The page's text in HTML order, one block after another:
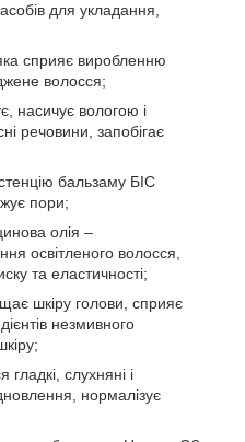
для укладання,
сприяє виробленню
волосся;
насичує вологою і
речовини, запобігає
бальзаму БІС
пори;
олія –
освітленого волосся,
та еластичності;
шкіру голови, сприяє
незмивного
слухняні і
нормалізує